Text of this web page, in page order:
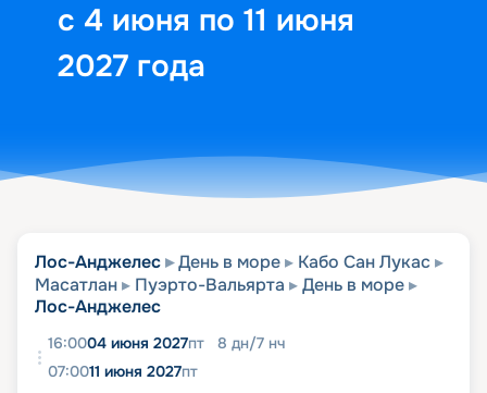
с 4 июня по 11 июня
2027 года
Лос-Анджелес День в море
Кабо Сан Лукас
Масатлан
Пуэрто-Вальярта
День в море
Лос-Анджелес
16:0004 июня 2027пт 8 дн/7 нч
07:0011 июня 2027пт